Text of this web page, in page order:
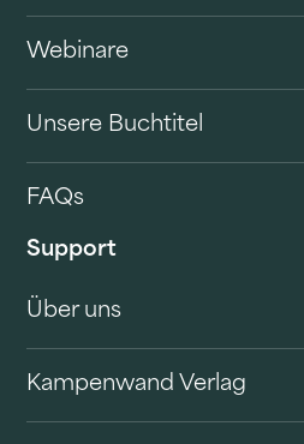
Webinare
Unsere Buchtitel
FAQs
Support
Über uns
Kampenwand Verlag